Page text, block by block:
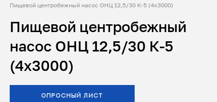
Пищевой центробежный насос ОНЦ 12,5/30 К-5 (4х3000)
Пищевой центробежный
насос ОНЦ 12,5/30 К-5
(4х3000)
ОПРОСНЫЙ ЛИСТ